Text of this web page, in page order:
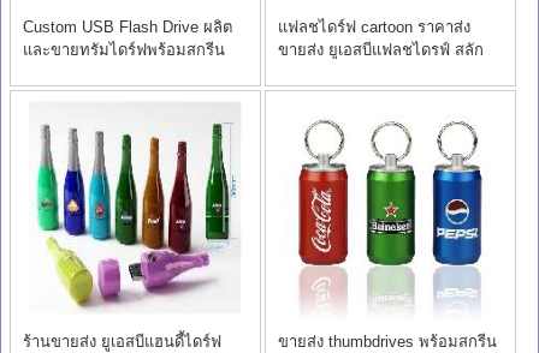
Custom USB Flash Drive ผลิต
และขายทรัมไดร์ฟพร้อมสกรีน
แฟลชไดร์ฟ cartoon ราคาส่ง
ขายส่ง ยูเอสบีแฟลชไดรฟ์ สลัก
ร้านขายส่ง ยูเอสบีแฮนดี้ไดร์ฟ
ขายส่ง thumbdrives พร้อมสกรีน